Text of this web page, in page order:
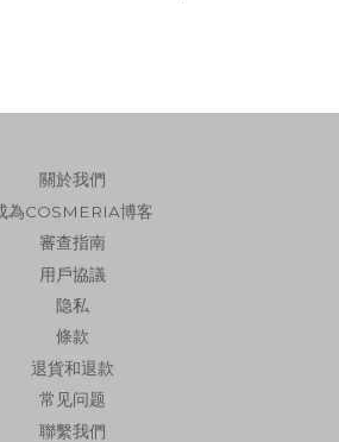
關於我們
為COSMERIA博客
審查指南
用戶協議
隐私
條款
退貨和退款
常见问题
聯繫我們